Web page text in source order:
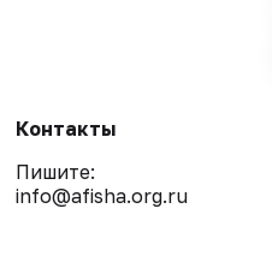
Контакты
Пишите:
info@afisha.org.ru